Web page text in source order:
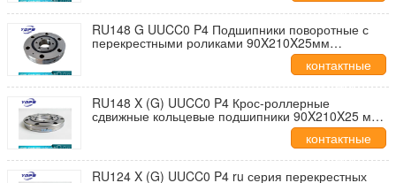
данные
RU148 G UUCC0 P4 Подшипники поворотные с
перекрестными роликами 90X210X25мм
контактные
данные
RU148 X (G) UUCC0 P4 Крос-роллерные
сдвижные кольцевые подшипники 90X210X25 мм
контактные
данные
RU124 X (G) UUCC0 P4 ru серия перекрестных